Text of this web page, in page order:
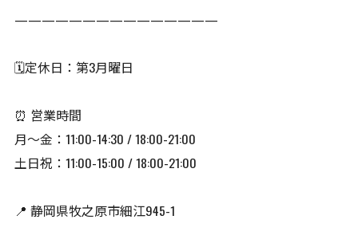
———————————————
🗓️定休日：第3月曜日
⏰ 営業時間
月〜金：11:00-14:30 / 18:00-21:00
土日祝：11:00-15:00 / 18:00-21:00
📍 静岡県牧之原市細江945-1